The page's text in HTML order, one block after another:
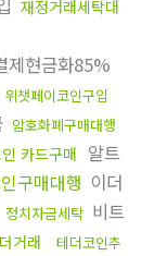
재정거래세탁대
제현금화85%
위챗페이코인구입
암호화폐구매대행
카드구매 알트
구매대행 이더
정치자금세탁 비트
거래
테더코인추